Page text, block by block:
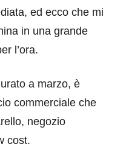
ed ecco che mi
in una grande
l’ora.
a marzo, è
commerciale che
negozio
cost.